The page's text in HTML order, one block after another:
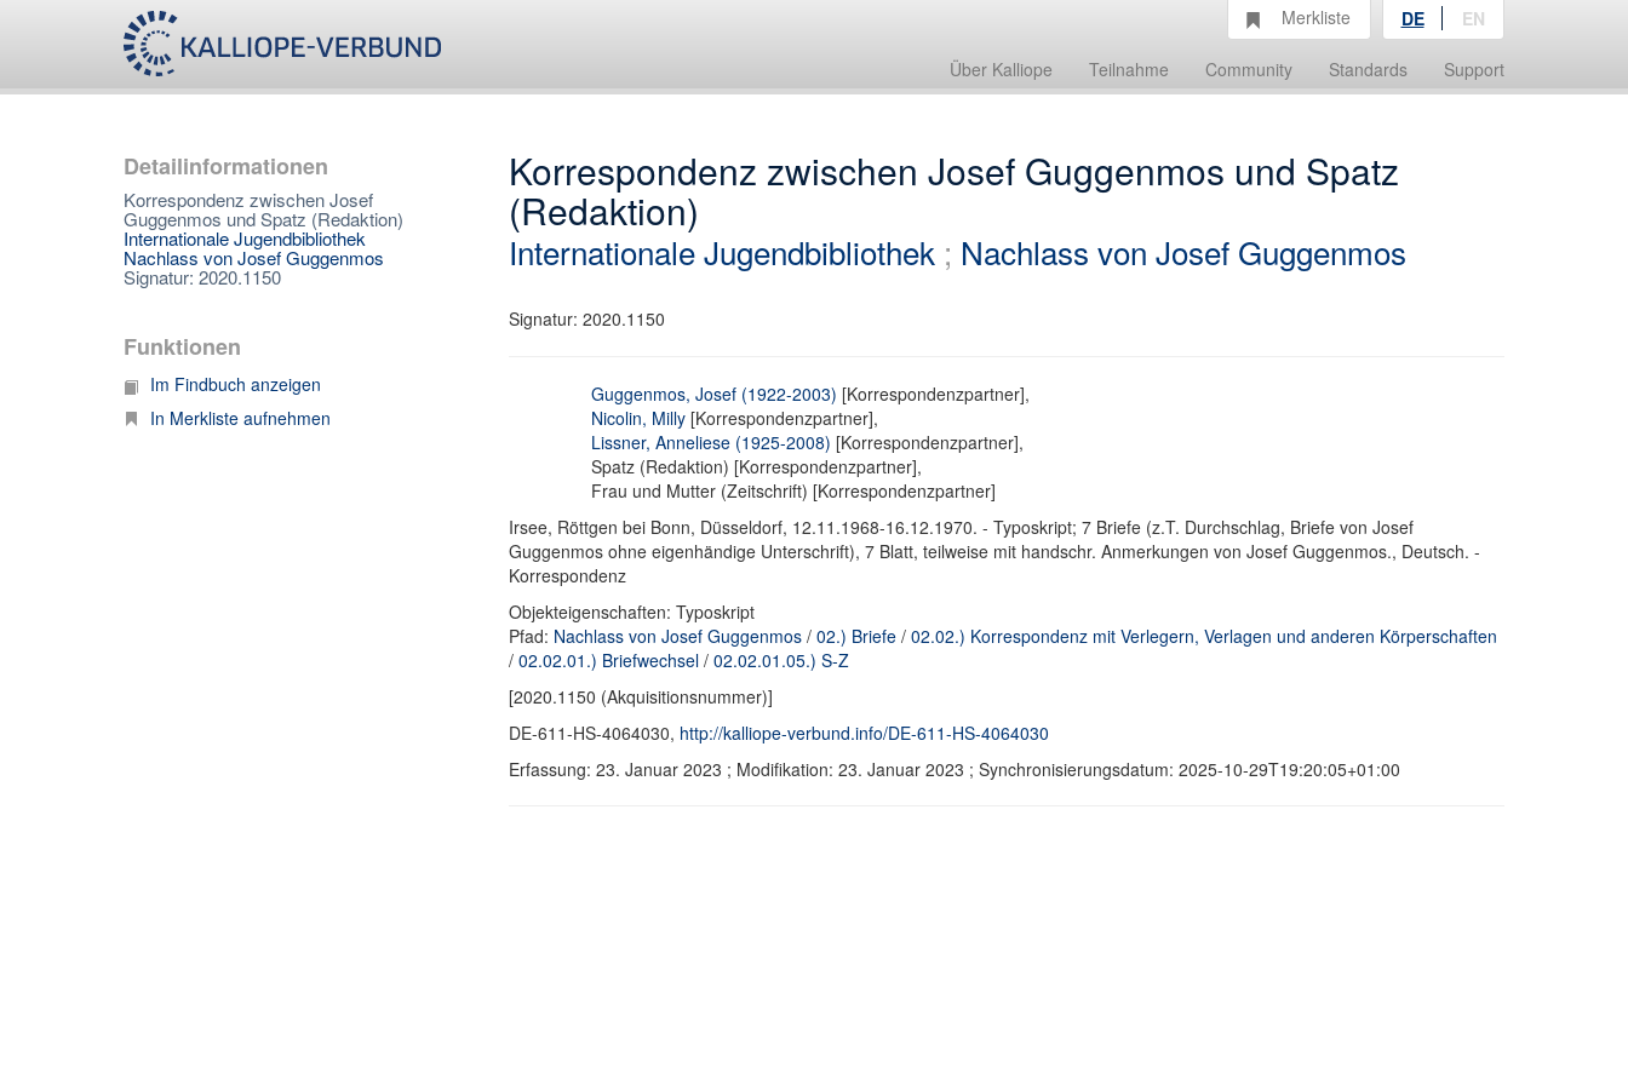
Über Kalliope Teilnahme Community Standards Support
Merkliste DE EN
Detailinformationen
Korrespondenz zwischen Josef
Guggenmos und Spatz (Redaktion)
Internationale Jugendbibliothek
Nachlass von Josef Guggenmos
Signatur: 2020.1150
Funktionen
Im Findbuch anzeigen
In Merkliste aufnehmen
Korrespondenz zwischen Josef Guggenmos und Spatz
(Redaktion)
Internationale Jugendbibliothek; Nachlass von Josef Guggenmos
Signatur: 2020.1150
Guggenmos, Josef (1922-2003) [Korrespondenzpartner],
Nicolin, Milly [Korrespondenzpartner],
Lissner, Anneliese (1925-2008) [Korrespondenzpartner],
Spatz (Redaktion) [Korrespondenzpartner],
Frau und Mutter (Zeitschrift) [Korrespondenzpartner]
Irsee, Röttgen bei Bonn, Düsseldorf, 12.11.1968-16.12.1970. - Typoskript; 7 Briefe (z.T. Durchschlag, Briefe von Josef
Guggenmos ohne eigenhändige Unterschrift), 7 Blatt, teilweise mit handschr. Anmerkungen von Josef Guggenmos., Deutsch. -
Korrespondenz
Objekteigenschaften: Typoskript
Pfad: Nachlass von Josef Guggenmos/ 02.) Briefe/ 02.02.) Korrespondenz mit Verlegern, Verlagen und anderen Körperschaften
/ 02.02.01.) Briefwechsel/ 02.02.01.05.) S-Z
[2020.1150 (Akquisitionsnummer)]
DE-611-HS-4064030, http://kalliope-verbund.info/DE-611-HS-4064030
Erfassung: 23. Januar 2023 ; Modifikation: 23. Januar 2023 ; Synchronisierungsdatum: 2025-10-29T19:20:05+01:00